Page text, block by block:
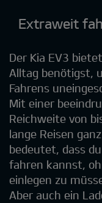
Extraweit
Der Kia EV3
Alltag benötigst,
Fahrens
Mit einer
Reichweite von
lange Reisen
bedeutet, dass
fahren kannst,
einlegen zu
Aber auch ein